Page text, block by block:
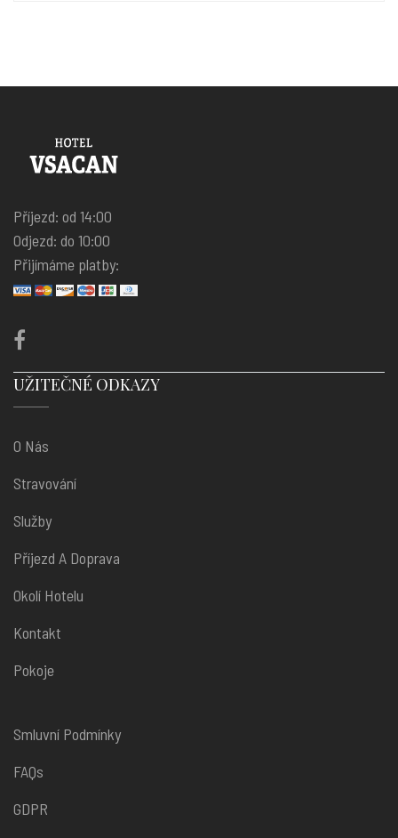
Příjezd: od 14:00
Odjezd: do 10:00
Přijímáme platby:
UŽITEČNÉ ODKAZY
O Nás
Stravování
Služby
Příjezd A Doprava
Okolí Hotelu
Kontakt
Pokoje
Smluvní Podmínky
FAQs
GDPR